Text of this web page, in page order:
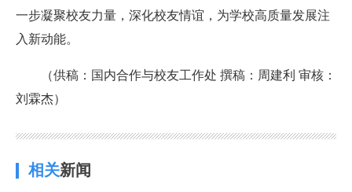
一步凝聚校友力量，深化校友情谊，为学校高质量发展注
入新动能。
（供稿：国内合作与校友工作处 撰稿：周建利 审核：
刘霖杰）
相关新闻